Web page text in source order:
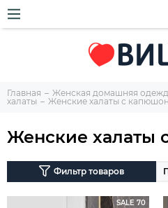
Главная Женская домашняя
халаты
Женские халаты с
Женские халаты
Фильтр товаров
SALE 70